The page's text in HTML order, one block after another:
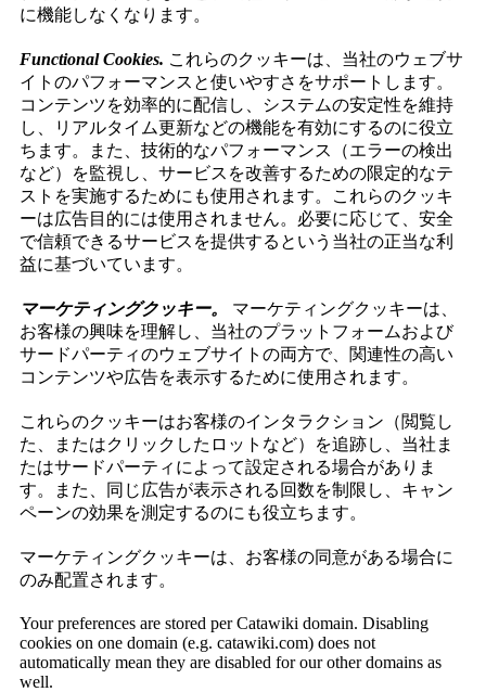
に機能しなくなります。
Functional Cookies. これらのクッキーは、当社のウェブサ
イトのパフォーマンスと使いやすさをサポートします。
コンテンツを効率的に配信し、システムの安定性を維持
し、リアルタイム更新などの機能を有効にするのに役立
ちます。また、技術的なパフォーマンス（エラーの検出
など）を監視し、サービスを改善するための限定的なテ
ストを実施するためにも使用されます。これらのクッキ
ーは広告目的には使用されません。必要に応じて、安全
で信頼できるサービスを提供するという当社の正当な利
益に基づいています。
マーケティングクッキー。
マーケティングクッキーは、
お客様の興味を理解し、当社のプラットフォームおよび
サードパーティのウェブサイトの両方で、関連性の高い
コンテンツや広告を表示するために使用されます。
これらのクッキーはお客様のインタラクション（閲覧し
た、またはクリックしたロットなど）を追跡し、当社ま
たはサードパーティによって設定される場合がありま
す。また、同じ広告が表示される回数を制限し、キャン
ペーンの効果を測定するのにも役立ちます。
マーケティングクッキーは、お客様の同意がある場合に
のみ配置されます。
Your preferences are stored per Catawiki domain. Disabling
cookies on one domain (e.g. catawiki.com) does not
automatically mean they are disabled for our other domains as
well.